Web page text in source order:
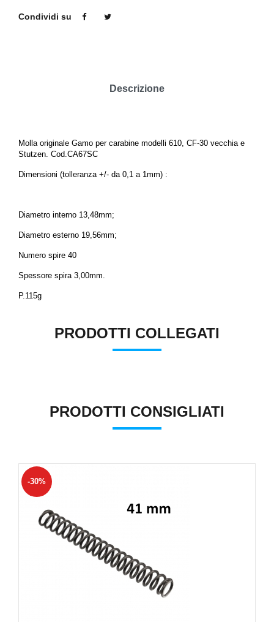
Condividi su
Descrizione
Molla originale Gamo per carabine modelli 610, CF-30 vecchia e
Stutzen. Cod.CA67SC
Dimensioni (tolleranza +/- da 0,1 a 1mm) :
Diametro interno 13,48mm;
Diametro esterno 19,56mm;
Numero spire 40
Spessore spira 3,00mm.
P.115g
PRODOTTI COLLEGATI
PRODOTTI CONSIGLIATI
-30%